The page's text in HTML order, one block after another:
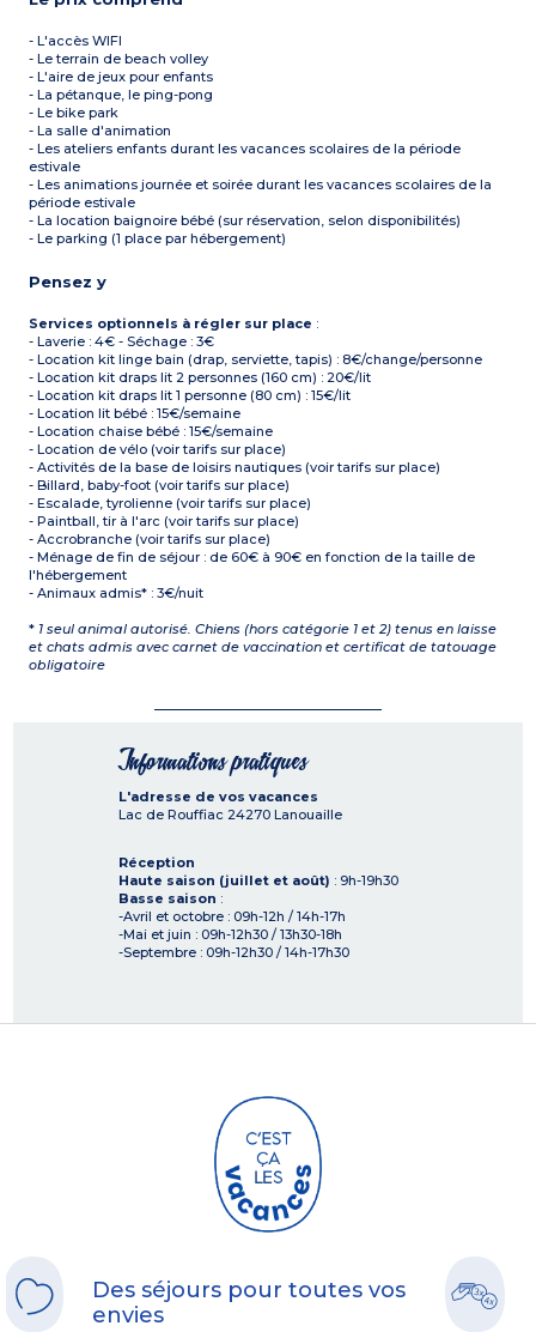
- L'accès WIFI
- Le terrain de beach volley
- L'aire de jeux pour enfants
- La pétanque, le ping-pong
- Le bike park
- La salle d'animation
- Les ateliers enfants durant les vacances scolaires de la période
estivale
- Les animations journée et soirée durant les vacances scolaires de la
période estivale
- La location baignoire bébé (sur réservation, selon disponibilités)
- Le parking (1 place par hébergement)
Pensez y
Services optionnels à régler sur place :
- Laverie : 4€ - Séchage : 3€
- Location kit linge bain (drap, serviette, tapis) : 8€/change/personne
- Location kit draps lit 2 personnes (160 cm) : 20€/lit
- Location kit draps lit 1 personne (80 cm) : 15€/lit
- Location lit bébé : 15€/semaine
- Location chaise bébé : 15€/semaine
- Location de vélo (voir tarifs sur place)
- Activités de la base de loisirs nautiques (voir tarifs sur place)
- Billard, baby-foot (voir tarifs sur place)
- Escalade, tyrolienne (voir tarifs sur place)
- Paintball, tir à l'arc (voir tarifs sur place)
- Accrobranche (voir tarifs sur place)
- Ménage de fin de séjour : de 60€ à 90€ en fonction de la taille de
l'hébergement
- Animaux admis* : 3€/nuit
* 1 seul animal autorisé. Chiens (hors catégorie 1 et 2) tenus en laisse
et chats admis avec carnet de vaccination et certificat de tatouage
obligatoire
Informations pratiques
L'adresse de vos vacances
Lac de Rouffiac 24270 Lanouaille
Réception
Haute saison (juillet et août) : 9h-19h30
Basse saison :
-Avril et octobre : 09h-12h / 14h-17h
-Mai et juin : 09h-12h30 / 13h30-18h
-Septembre : 09h-12h30 / 14h-17h30
Des séjours pour toutes vos
envies